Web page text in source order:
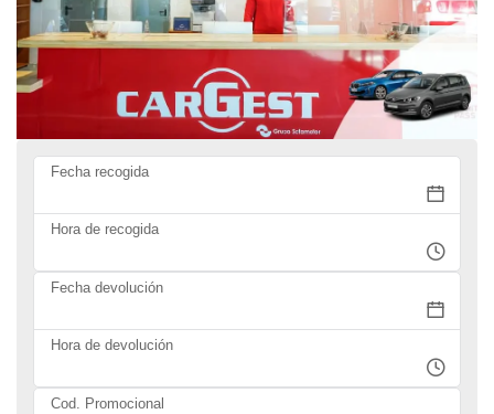
Fecha recogida
Hora de recogida
Fecha devolución
Hora de devolución
Cod. Promocional